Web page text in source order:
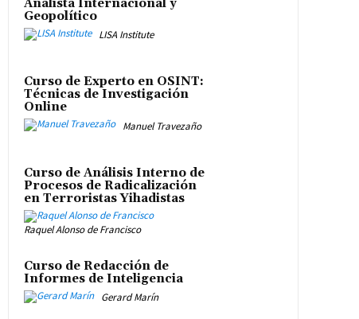
Analista Internacional y
Geopolítico
LISA Institute
Curso de Experto en OSINT:
Técnicas de Investigación
Online
Manuel Travezaño
Curso de Análisis Interno de
Procesos de Radicalización
en Terroristas Yihadistas
Raquel Alonso de Francisco
Curso de Redacción de
Informes de Inteligencia
Gerard Marín